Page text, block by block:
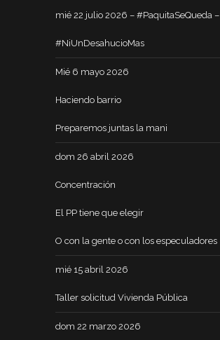
mié 22 julio 2026 – #PaquitaSeQueda –
#NiUnDesahucioMas
Mié 6 mayo 2026
Haciendo barrio
Preparemos juntas la mani
dom 26 abril 2026
Concentración
El PP tiene que elegir
O con la gente o con los especuladores
mié 15 abril 2026
Taller solicitud Vivienda Pública
dom 22 marzo 2026